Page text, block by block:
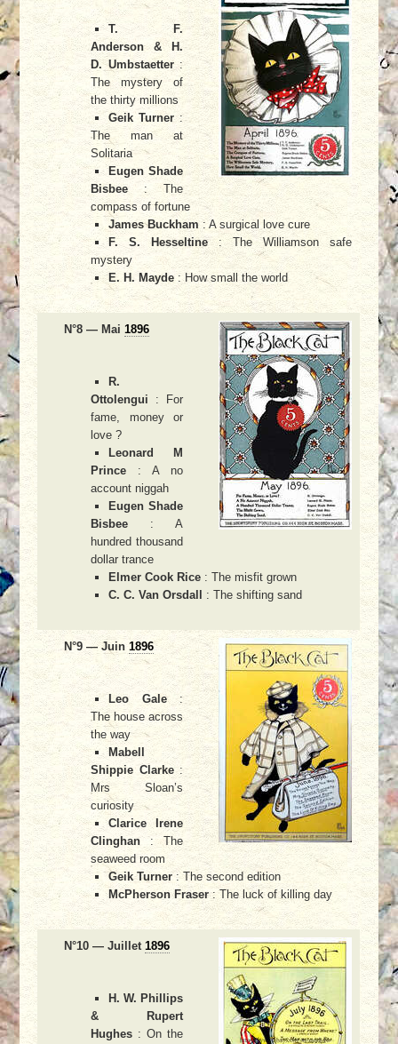
T. F.
Anderson & H.
D. Umbstaetter:
The mystery of
the thirty millions
Geik Turner:
The man at
Solitaria
Eugen Shade
Bisbee: The
compass of fortune
James Buckham : A surgical love cure
F. S. Hesseltine: The Williamson safe
mystery
E. H. Mayde : How small the world
N°8 — Mai1896
R.
Ottolengui : For
fame, money or
love ?
Leonard M
Prince : A no
account niggah
Eugen Shade
Bisbee : A
hundred thousand
dollar trance
Elmer Cook Rice : The misfit grown
C. C. Van Orsdall
: The shifting sand
N°9 — Juin1896
Leo Gale:
The house across
the way
Mabell
Shippie Clarke:
Mrs Sloan’s
curiosity
Clarice Irene
Clinghan: The
seaweed room
Geik Turner : The second edition
McPherson Fraser: The luck of killing day
N°10 — Juillet1896
H. W. Phillips
& Rupert
Hughes : On the